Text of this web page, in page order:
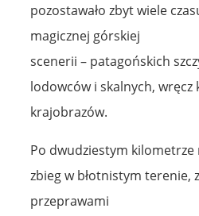
pozostawało zbyt wiele
magicznej górskiej
scenerii – patagońskich
lodowców i skalnych, wręcz
krajobrazów.
Po dwudziestym kilometrze
zbieg w błotnistym terenie,
przeprawami